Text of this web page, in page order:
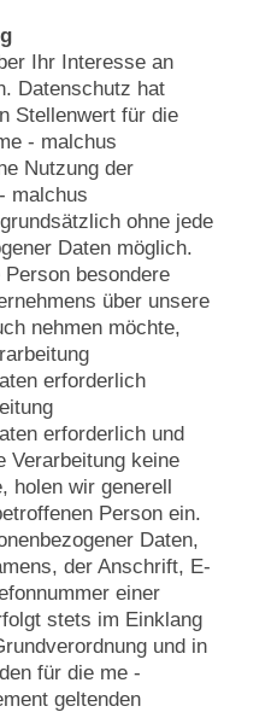
Ihr Interesse an
Datenschutz hat
Stellenwert für die
- malchus
Nutzung der
malchus
ohne jede
Daten möglich.
besondere
über unsere
nehmen möchte,
erforderlich
erforderlich und
Verarbeitung keine
holen wir generell
Person ein.
Daten,
der Anschrift, E-
einer
stets im Einklang
und in
für die me -
geltenden